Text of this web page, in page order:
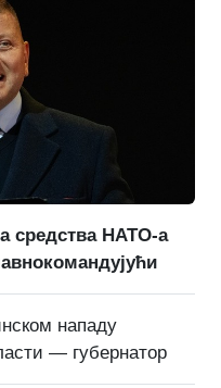
средства НАТО-а
нападу
— губернатор